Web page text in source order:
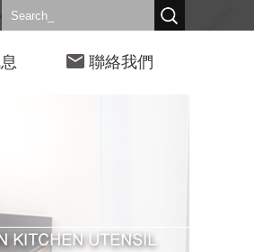
聯絡我們